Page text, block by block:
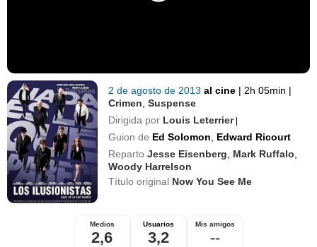
2 de agosto de 2013al cine | 2h 05min |
Crimen ,Suspense
Dirigida por Louis Leterrier |
Guion de Ed Solomon
Edward Ricourt
Reparto Jesse Eisenberg Mark Ruffalo
Woody Harrelson
Título original Now You See Me
Medios
2,6
Usuarios
3,2
Mis amigos
--